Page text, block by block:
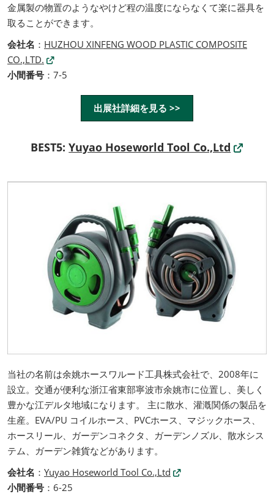
金属製の物置のようなやけど程の温度にならなくて楽に器具を
取ることができます。
会社名 ： HUZHOU XINFENG WOOD PLASTIC COMPOSITE
CO.,LTD.
小間番号 ：7-5
出展社詳細を見る >>
BEST5:Yuyao Hoseworld Tool Co.,Ltd
当社の名前は余姚ホースワルード工具株式会社で、2008年に
設立。交通が便利な浙江省東部寧波市余姚市に位置し、美しく
豊かな江デルタ地域になります。 主に散水、灌漑関係の製品を
生産。EVA/PU コイルホース、PVCホース、マジックホース、
ホースリール、ガーデンコネクタ、ガーデンノズル、散水シス
テム、ガーデン雑貨などがあります。
会社名 ： Yuyao Hoseworld Tool Co.,Ltd
小間番号 ：6-25